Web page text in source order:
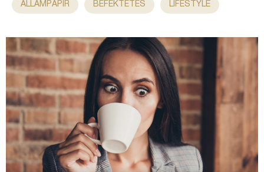
ÁLLAMPAPÍR BEFEKTETÉS LIFESTYLE